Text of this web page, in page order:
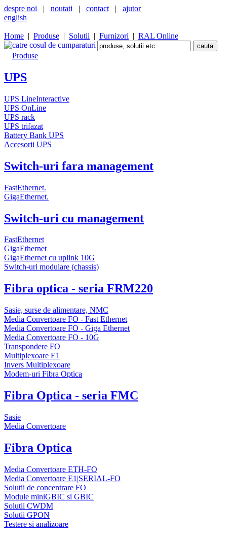
despre noi | noutati | contact | ajutor
english
Home | Produse | Solutii | Furnizori | RAL Online
Produse
UPS
UPS LineInteractive
UPS OnLine
UPS rack
UPS trifazat
Battery Bank UPS
Accesorii UPS
Switch-uri fara management
FastEthernet.
GigaEthernet.
Switch-uri cu management
FastEthernet
GigaEthernet
GigaEthernet cu uplink 10G
Switch-uri modulare (chassis)
Fibra optica - seria FRM220
Sasie, surse de alimentare, NMC
Media Convertoare FO - Fast Ethernet
Media Convertoare FO - Giga Ethernet
Media Convertoare FO - 10G
Transpondere FO
Multiplexoare E1
Invers Multiplexoare
Modem-uri Fibra Optica
Fibra Optica - seria FMC
Sasie
Media Convertoare
Fibra Optica
Media Convertoare ETH-FO
Media Convertoare E1|SERIAL-FO
Solutii de concentrare FO
Module miniGBIC si GBIC
Solutii CWDM
Solutii GPON
Testere si analizoare